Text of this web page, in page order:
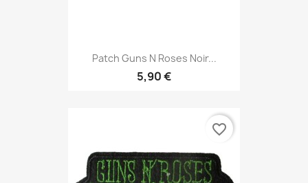
Patch Guns N Roses Noir...
5,90 €
favorite_border